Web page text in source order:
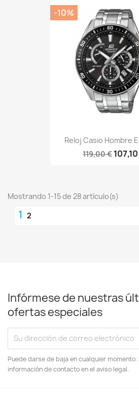
Reloj Casio Hombre
119,00 €
-10%
Mostrando 1-15 de 28 artículo(s)
1 2
Infórmese de nuestras
ofertas especiales
Puede darse de baja en cualquier
información de contacto en el aviso legal.